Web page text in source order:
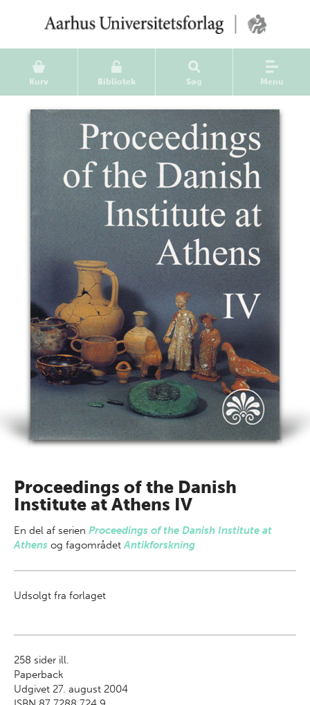
Kurv Bibliotek Søg Menu
Proceedings of the Danish
Institute at Athens IV
En del af serien Proceedings of the Danish Institute at
Athens og fagområdetAntikforskning
Udsolgt fra forlaget
258 sider ill.
Paperback
Udgivet 27. august 2004